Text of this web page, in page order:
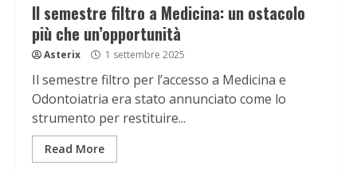
Il semestre filtro a Medicina: un ostacolo
più che un’opportunità
Asterix 1 settembre 2025
Il semestre filtro per l’accesso a Medicina e
Odontoiatria era stato annunciato come lo
strumento per restituire...
Read More